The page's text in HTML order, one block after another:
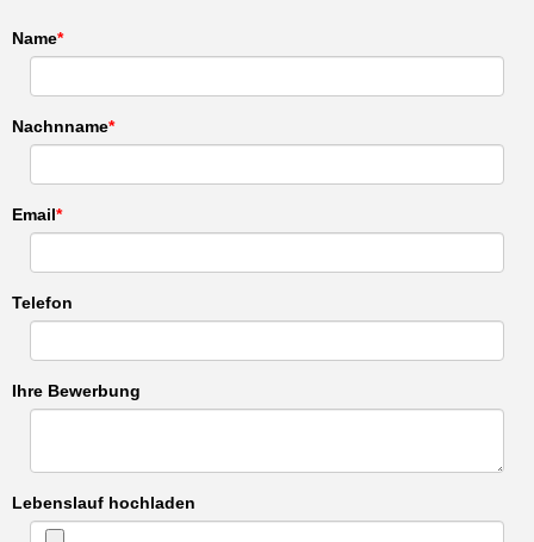
Name
Nachnname
Email
Telefon
Ihre Bewerbung
Lebenslauf hochladen